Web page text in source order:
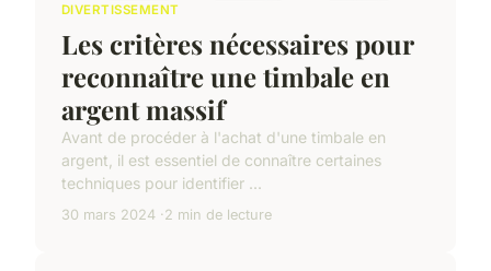
DIVERTISSEMENT
Les critères nécessaires pour
reconnaître une timbale en
argent massif
Avant de procéder à l'achat d'une timbale en
argent, il est essentiel de connaître certaines
techniques pour identifier ...
30 mars 2024 2 min de lecture